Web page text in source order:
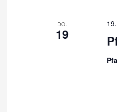
DO.
19